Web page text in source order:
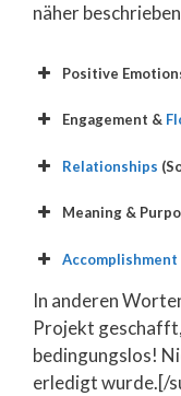
näher
Positive
Engagement &
Relationships
Meaning &
Accomplishment
In anderen
Projekt
bedingungslos!
erledigt wurde.[/